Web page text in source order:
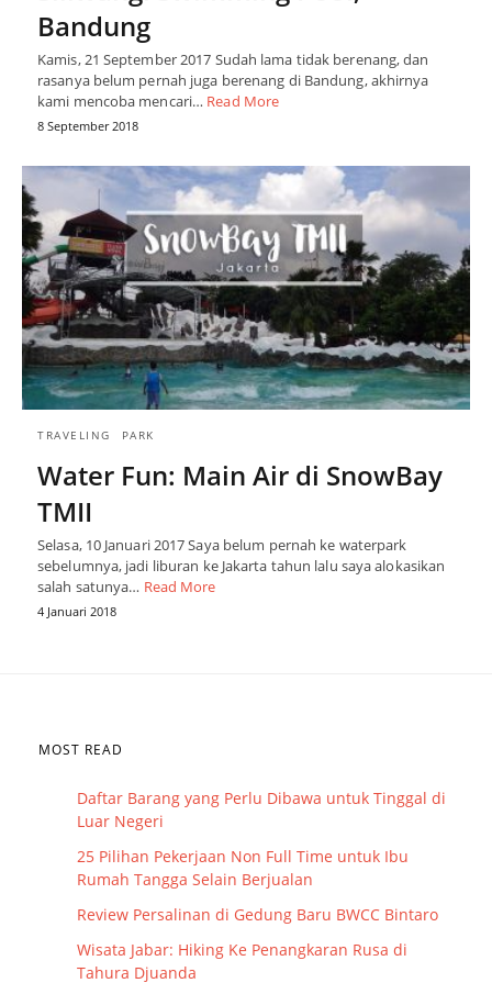
Bandung
Kamis, 21 September 2017 Sudah lama tidak berenang, dan
rasanya belum pernah juga berenang di Bandung, akhirnya
kami mencoba mencari… Read More
8 September 2018
TRAVELING PARK
Water Fun: Main Air di SnowBay
TMII
Selasa, 10 Januari 2017 Saya belum pernah ke waterpark
sebelumnya, jadi liburan ke Jakarta tahun lalu saya alokasikan
salah satunya… Read More
4 Januari 2018
MOST READ
Daftar Barang yang Perlu Dibawa untuk Tinggal di
Luar Negeri
25 Pilihan Pekerjaan Non Full Time untuk Ibu
Rumah Tangga Selain Berjualan
Review Persalinan di Gedung Baru BWCC Bintaro
Wisata Jabar: Hiking Ke Penangkaran Rusa di
Tahura Djuanda